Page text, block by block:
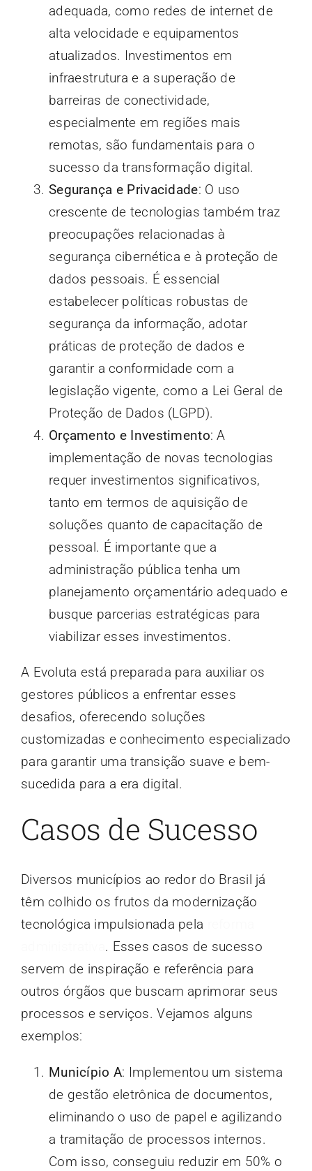
adequada, como redes de internet de
alta velocidade e equipamentos
atualizados. Investimentos em
infraestrutura e a superação de
barreiras de conectividade,
especialmente em regiões mais
remotas, são fundamentais para o
sucesso da transformação digital.
Segurança e Privacidade: O uso
crescente de tecnologias também traz
preocupações relacionadas à
segurança cibernética e à proteção de
dados pessoais. É essencial
estabelecer políticas robustas de
segurança da informação, adotar
práticas de proteção de dados e
garantir a conformidade com a
legislação vigente, como a Lei Geral de
Proteção de Dados (LGPD).
Orçamento e Investimento: A
implementação de novas tecnologias
requer investimentos significativos,
tanto em termos de aquisição de
soluções quanto de capacitação de
pessoal. É importante que a
administração pública tenha um
planejamento orçamentário adequado e
busque parcerias estratégicas para
viabilizar esses investimentos.
A Evoluta está preparada para auxiliar os
gestores públicos a enfrentar esses
desafios, oferecendo soluções
customizadas e conhecimento especializado
para garantir uma transição suave e bem-
sucedida para a era digital.
Casos de Sucesso
Diversos municípios ao redor do Brasil já
têm colhido os frutos da modernização
tecnológica impulsionada pela
. Esses casos de sucesso
servem de inspiração e referência para
outros órgãos que buscam aprimorar seus
processos e serviços. Vejamos alguns
exemplos:
Município A: Implementou um sistema
de gestão eletrônica de documentos,
eliminando o uso de papel e agilizando
a tramitação de processos internos.
Com isso, conseguiu reduzir em 50% o